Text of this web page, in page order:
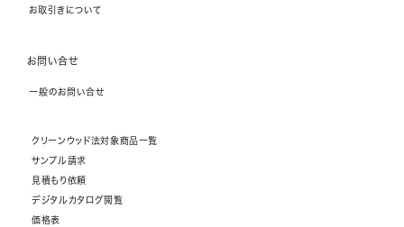
お取引きについて
お問い合せ
一般のお問い合せ
クリーンウッド法対象商品一覧
サンプル請求
見積もり依頼
デジタルカタログ閲覧
価格表